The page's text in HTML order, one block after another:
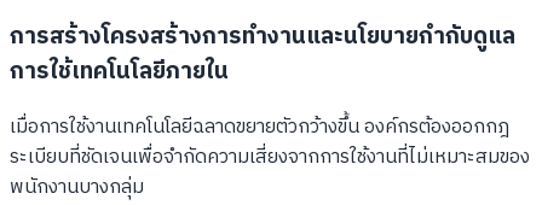
การสร้างโครงสร้างการทำงานและนโยบายกำกับดูแล
การใช้เทคโนโลยีภายใน
เมื่อการใช้งานเทคโนโลยีฉลาดขยายตัวกว้างขึ้น องค์กรต้องออกกฎ
ระเบียบที่ชัดเจนเพื่อจำกัดความเสี่ยงจากการใช้งานที่ไม่เหมาะสมของ
พนักงานบางกลุ่ม